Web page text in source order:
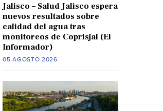
Jalisco – Salud Jalisco espera
nuevos resultados sobre
calidad del agua tras
monitoreos de Coprisjal (El
Informador)
05 AGOSTO 2026